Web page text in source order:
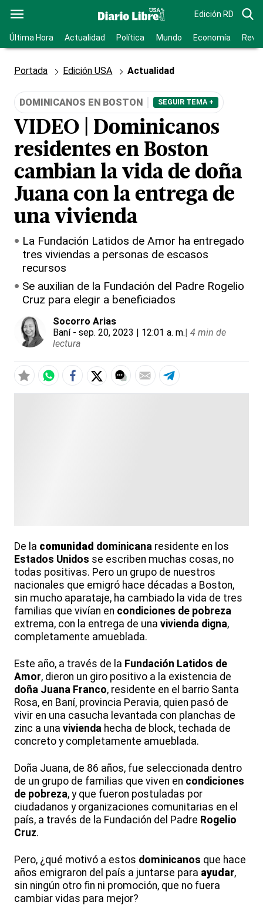
Edición RD
Última Hora Actualidad Política Mundo Economía
Portada Edición USA Actualidad
DOMINICANOS EN BOSTON SEGUIR TEMA +
VIDEO | Dominicanos
residentes en Boston
cambian la vida de doña
Juana con la entrega de
una vivienda
La Fundación Latidos de Amor ha entregado
tres viviendas a personas de escasos
recursos
Se auxilian de la Fundación del Padre Rogelio
Cruz para elegir a beneficiados
Socorro Arias
Baní- sep. 20, 2023 | 12:01 a. m.| 4 min de
lectura
De la comunidad dominicana residente en los
Estados Unidos se escriben muchas cosas, no
todas positivas. Pero un grupo de nuestros
nacionales que emigró hace décadas a Boston,
sin mucho aparataje, ha cambiado la vida de tres
familias que vivían en condiciones de pobreza
extrema, con la entrega de una vivienda digna,
completamente amueblada.
Este año, a través de la Fundación Latidos de
Amor, dieron un giro positivo a la existencia de
doña Juana Franco, residente en el barrio Santa
Rosa, en Baní, provincia Peravia, quien pasó de
vivir en una casucha levantada con planchas de
zinc a una vivienda hecha de block, techada de
concreto y completamente amueblada.
Doña Juana, de 86 años, fue seleccionada dentro
de un grupo de familias que viven en condiciones
de pobreza, y que fueron postuladas por
ciudadanos y organizaciones comunitarias en el
país, a través de la Fundación del Padre Rogelio
Cruz.
Pero, ¿qué motivó a estos dominicanos que hace
años emigraron del país a juntarse para ayudar,
sin ningún otro fin ni promoción, que no fuera
cambiar vidas para mejor?